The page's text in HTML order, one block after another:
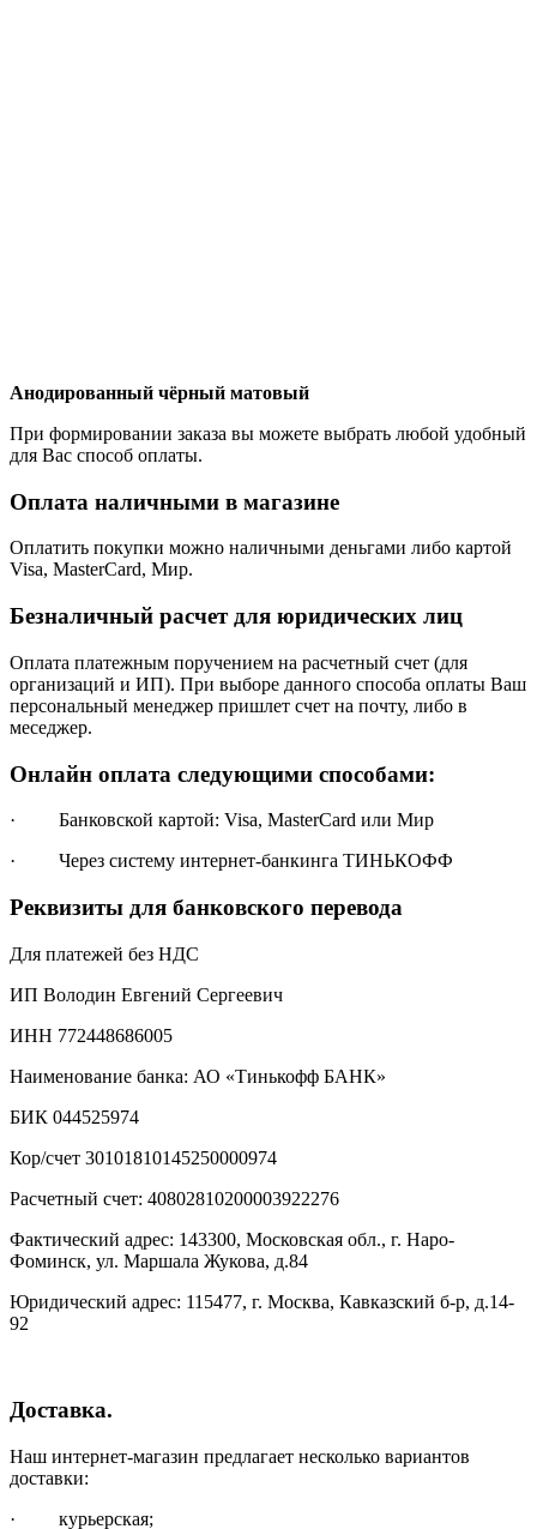
Анодированный чёрный матовый
При формировании заказа вы можете выбрать любой удобный
для Вас способ оплаты.
Оплата наличными в магазине
Оплатить покупки можно наличными деньгами либо картой
Visa, MasterCard, Мир.
Безналичный расчет для юридических лиц
Оплата платежным поручением на расчетный счет (для
организаций и ИП). При выборе данного способа оплаты Ваш
персональный менеджер пришлет счет на почту, либо в
меседжер.
Онлайн оплата следующими способами:
· Банковской картой: Visa, MasterCard или Мир
· Через систему интернет-банкинга ТИНЬКОФФ
Реквизиты для банковского перевода
Для платежей без НДС
ИП Володин Евгений Сергеевич
ИНН 772448686005
Наименование банка: АО «Тинькофф БАНК»
БИК 044525974
Кор/счет 30101810145250000974
Расчетный счет: 40802810200003922276
Фактический адрес: 143300, Московская обл., г. Наро-
Фоминск, ул. Маршала Жукова, д.84
Юридический адрес: 115477, г. Москва, Кавказский б-р, д.14-
92
Доставка.
Наш интернет-магазин предлагает несколько вариантов
доставки:
· курьерская;